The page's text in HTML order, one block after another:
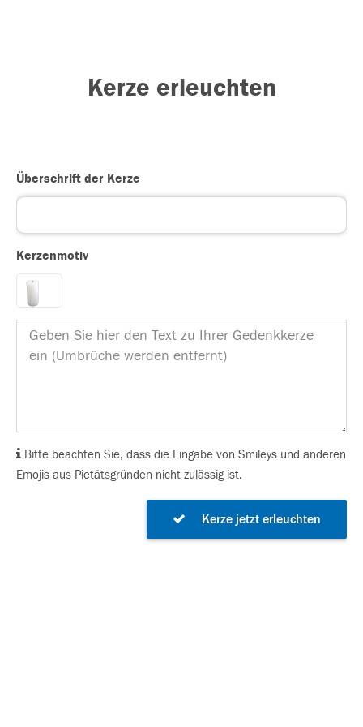
Kerze erleuchten
Überschrift der Kerze
Kerzenmotiv
Bitte beachten Sie, dass die Eingabe von Smileys und anderen
Emojis aus Pietätsgründen nicht zulässig ist.
Kerze jetzt erleuchten